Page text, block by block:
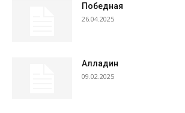
Победная
26.04.2025
Алладин
09.02.2025